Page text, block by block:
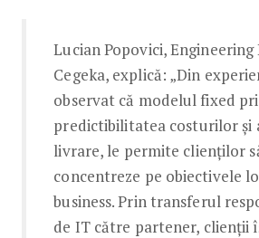
Lucian Popovici,
Cegeka, explică: „Din
observat că modelul fixed
predictibilitatea costurilor și
livrare, le permite clienților
concentreze pe obiectivele
business. Prin transferul
de IT către partener, clienții